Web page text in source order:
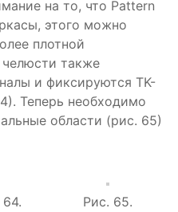
на то, что Pattern
этого можно
плотной
также
и фиксируются TK-
Теперь необходимо
области (рис. 65)
Рис. 65.